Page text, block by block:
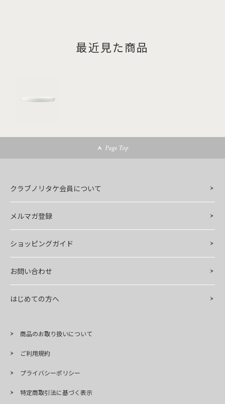
最近見た商品
Page Top
クラブノリタケ会員について
メルマガ登録
ショッピングガイド
お問い合わせ
はじめての方へ
商品のお取り扱いについて
ご利用規約
プライバシーポリシー
特定商取引法に基づく表示